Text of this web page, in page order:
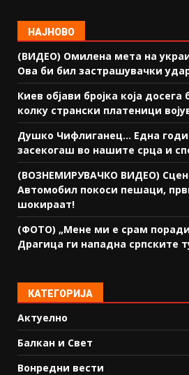
НАЈНОВО
(ВИДЕО) Омилена мета на
Ова би бил застрашувачки удар
Киев објави бројка која досега
колку странски платеници
Душко Чифлиганец… Eдна
засекогаш во нашите срца и
(ВОЗНЕМИРУВАЧКО ВИДЕО)
Автомобил покоси пешаци,
шокираат!
(ФОТО) „Мене ми е срам поради
Драгица ги нападна српските
КАТЕГОРИЈА
Актуелно
Балкан и Свет
Вонредни вести